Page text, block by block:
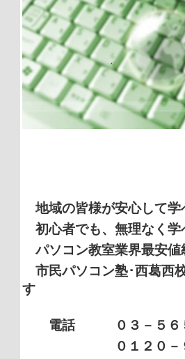
地域の皆様が安心して学
初心者でも、無理なく学
パソコン教室業界最安値
市民パソコン塾･西葛西
す
電話 ０３－５６５
０１２０－９